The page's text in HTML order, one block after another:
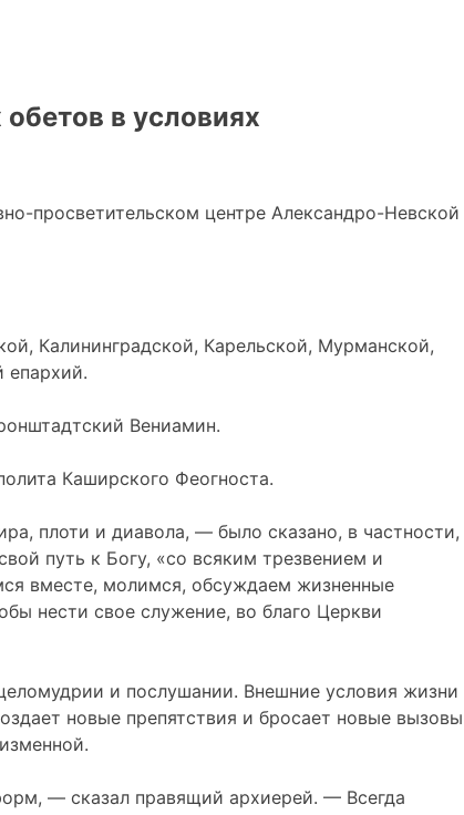
в условиях
просветительском центре Александро-Невской
Калининградской, Карельской, Мурманской,
епархий.
Вениамин.
Каширского Феогноста.
плоти и диавола, — было сказано, в частности,
путь к Богу, «со всяким трезвением и
вместе, молимся, обсуждаем жизненные
нести свое служение, во благо Церкви
и послушании. Внешние условия жизни
новые препятствия и бросает новые вызовы
— сказал правящий архиерей. — Всегда